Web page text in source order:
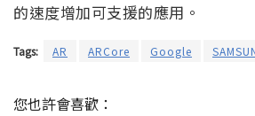
的速度增加可支援的應用。
Tags: AR ARCore Google
您也許會喜歡：